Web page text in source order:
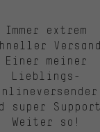
Immer extrem
Einer meiner
Lieblings-
super
Weiter so!